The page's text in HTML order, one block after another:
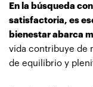
En la búsqueda
satisfactoria, es
bienestar abarca
vida contribuye de
de equilibrio y